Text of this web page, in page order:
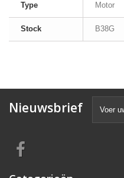
Type Motor
Stock B38G
Nieuwsbrief